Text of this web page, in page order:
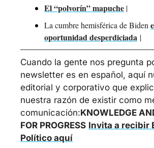
El “polvorín” mapuche |
La cumbre hemisférica de Biden
oportunidad desperdiciada |
Cuando la gente nos pregunta
newsletter es en español, aquí
editorial y corporativo que
nuestra razón de existir como
comunicación:KNOWLEDGE
FOR PROGRESS Invita a recibir
Político aquí